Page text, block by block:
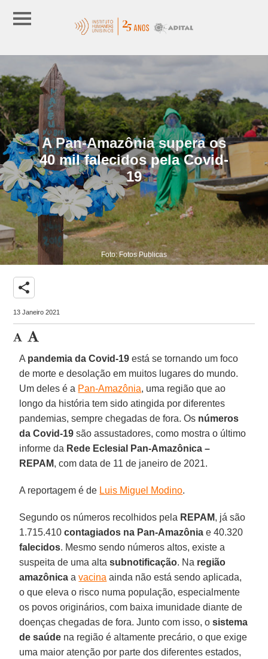
A Pan-Amazônia supera os
40 mil falecidos pela Covid-
19
Foto: Fotos Publicas
share
13 Janeiro 2021
A pandemia da Covid-19 está se tornando um foco
de morte e desolação em muitos lugares do mundo.
Um deles é a Pan-Amazônia, uma região que ao
longo da história tem sido atingida por diferentes
pandemias, sempre chegadas de fora. Os números
da Covid-19 são assustadores, como mostra o último
informe da Rede Eclesial Pan-Amazônica –
REPAM, com data de 11 de janeiro de 2021.
A reportagem é de Luis Miguel Modino.
Segundo os números recolhidos pela REPAM, já são
1.715.410contagiados na Pan-Amazônia e 40.320
falecidos. Mesmo sendo números altos, existe a
suspeita de uma altasubnotificação. Na região
amazônica avacina ainda não está sendo aplicada,
o que eleva o risco numa população, especialmente
os povos originários, com baixa imunidade diante de
doenças chegadas de fora. Junto com isso, osistema
de saúde na região é altamente precário, o que exige
uma maior atenção por parte dos diferentes estados,